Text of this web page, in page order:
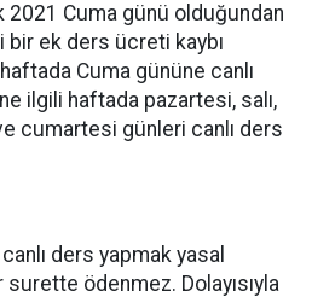
Cuma günü olduğundan
ek ders ücreti kaybı
Cuma gününe canlı
ilgili haftada pazartesi, salı,
cumartesi günleri canlı ders
ders yapmak yasal
ödenmez. Dolayısıyla